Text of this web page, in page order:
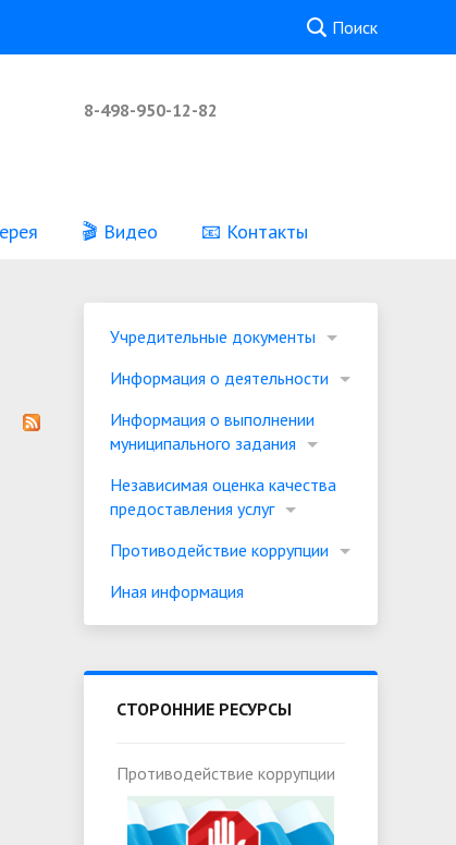
Поиск
8-498-950-12-82
предоставления услуг
🎬 Видео 📧 Контакты
Учредительные документы
Информация о деятельности
Информация о выполнении
муниципального задания
Независимая оценка качества
предоставления услуг
Противодействие коррупции
Иная информация
СТОРОННИЕ РЕСУРСЫ
Противодействие коррупции